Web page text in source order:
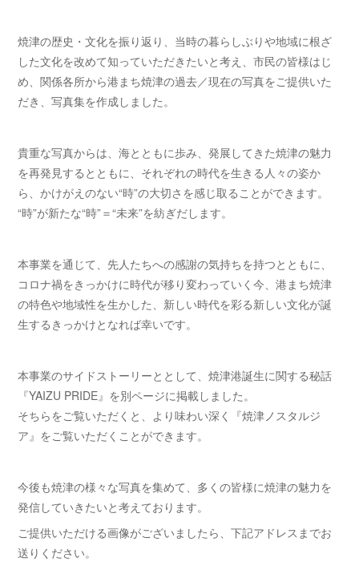
焼津の歴史・文化を振り返り、当時の暮らしぶりや地域に根ざ
した文化を改めて知っていただきたいと考え、市民の皆様はじ
め、関係各所から港まち焼津の過去／現在の写真をご提供いた
だき、写真集を作成しました。
貴重な写真からは、海とともに歩み、発展してきた焼津の魅力
を再発見するとともに、それぞれの時代を生きる人々の姿か
ら、かけがえのない“時”の大切さを感じ取ることができます。
“時”が新たな“時”＝“未来”を紡ぎだします。
本事業を通じて、先人たちへの感謝の気持ちを持つとともに、
コロナ禍をきっかけに時代が移り変わっていく今、港まち焼津
の特色や地域性を生かした、新しい時代を彩る新しい文化が誕
生するきっかけとなれば幸いです。
本事業のサイドストーリーととして、焼津港誕生に関する秘話
『YAIZU PRIDE』を別ページに掲載しました。
そちらをご覧いただくと、より味わい深く『焼津ノスタルジ
ア』をご覧いただくことができます。
今後も焼津の様々な写真を集めて、多くの皆様に焼津の魅力を
発信していきたいと考えております。
ご提供いただける画像がございましたら、下記アドレスまでお
送りください。